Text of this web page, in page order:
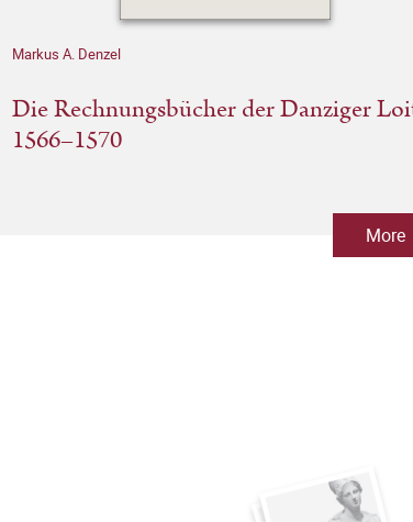
Markus A. Denzel
Die Rechnungsbücher der Danziger
1566–1570
More